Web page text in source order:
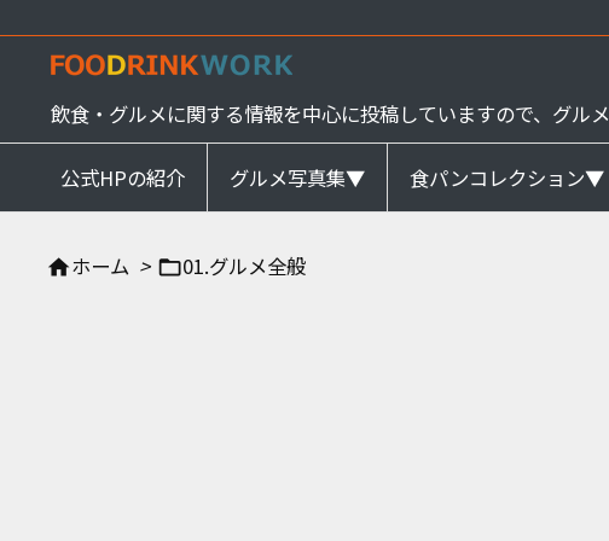
飲食・グルメに関する情報を中心に投稿していますので、グル
公式HPの紹介 グルメ写真集▼ 食パンコレクション▼
ホーム > 01.グルメ全般